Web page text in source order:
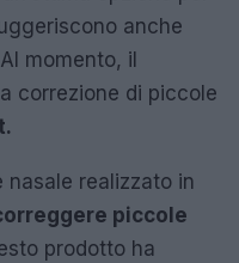
anche
momento, il
correzione di piccole
nasale realizzato in
piccole
prodotto ha